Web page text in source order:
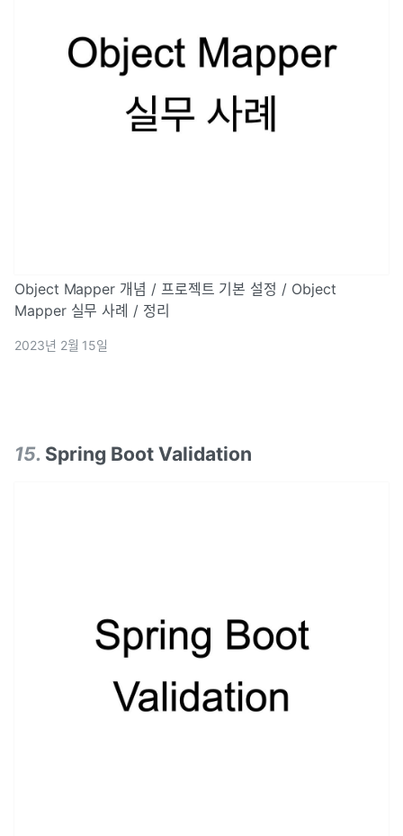
Object Mapper 개념 / 프로젝트 기본 설정 / Object
Mapper 실무 사례 / 정리
2023년 2월 15일
15. Spring Boot Validation